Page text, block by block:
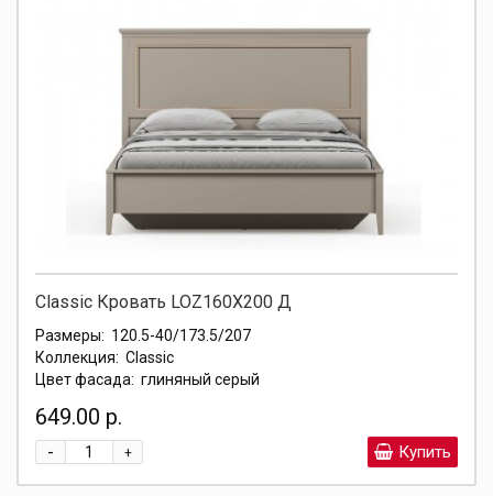
Classic Кровать LOZ160X200 Д
Размеры: 120.5-40/173.5/207
Коллекция: Classic
Цвет фасада: глиняный серый
649.00 р.
+
- Купить